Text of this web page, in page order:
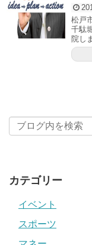
松戸
千駄
院し
カテゴリー
イベント
スポーツ